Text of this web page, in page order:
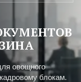
овощного
блокам.